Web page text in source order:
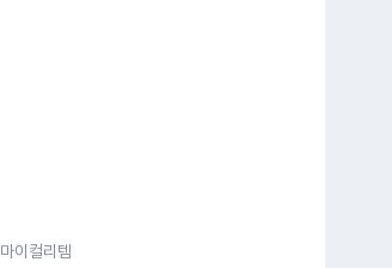
이컬리템